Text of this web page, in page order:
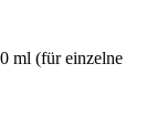
ml (für einzelne